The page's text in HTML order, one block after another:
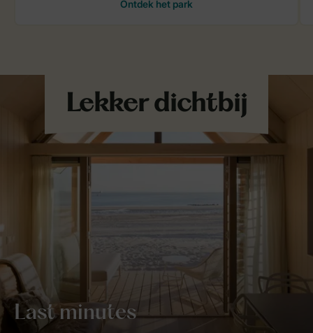
Last minutes